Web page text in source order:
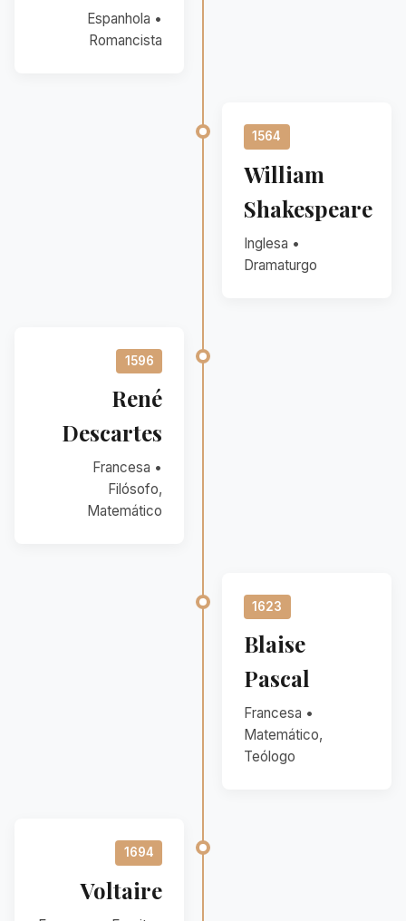
Espanhola •
Romancista
1564
William
Shakespeare
Inglesa •
Dramaturgo
1596
René
Descartes
Francesa •
Filósofo,
Matemático
1623
Blaise
Pascal
Francesa •
Matemático,
Teólogo
1694
Voltaire